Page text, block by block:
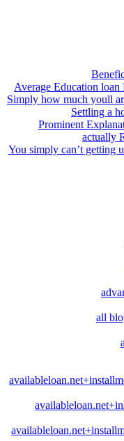
Average Education
Simply how much youll
Settling a
5 Prominent
actually
You simply can’t getting
all